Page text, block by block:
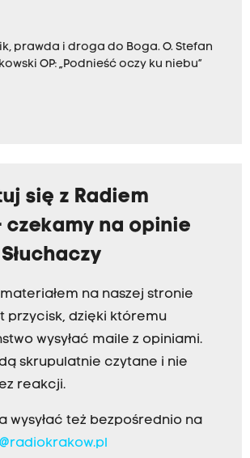
prawda i droga do Boga. O. Stefan
OP: „Podnieść oczy ku niebu”
się z Radiem
czekamy na opinie
na naszej stronie
przycisk, dzięki któremu
wysyłać maile z opiniami.
skrupulatnie czytane i nie
reakcji.
wysyłać też bezpośrednio na